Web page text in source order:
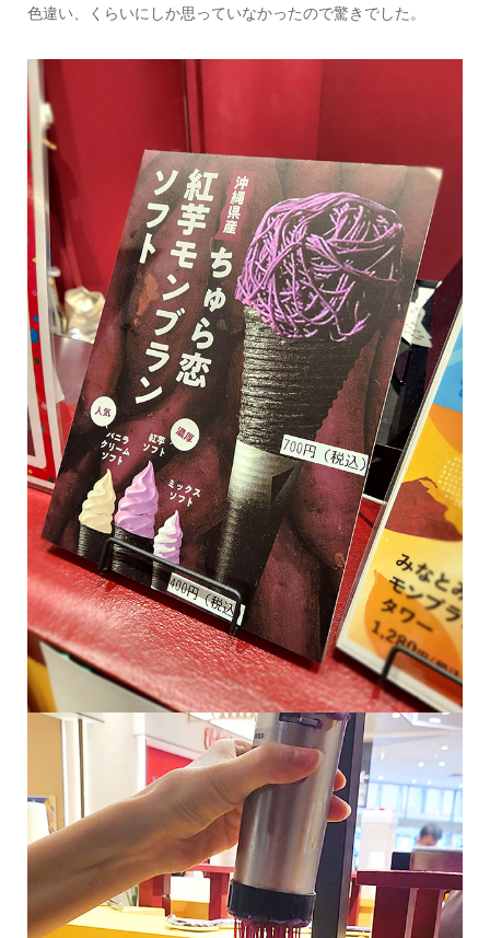
色違い、くらいにしか思っていなかったので驚きでした。